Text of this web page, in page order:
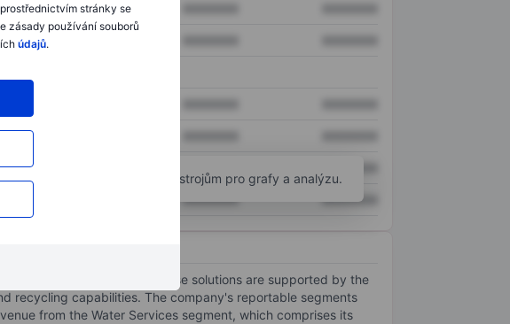
stránky se
zásady používání souborů
údajů.
XXXXXXX
XXXXXXX
XXXXXXX XXXXXXX
přístup k pokročilým nástrojům pro grafy a analýzu.
in the United States. These solutions are supported by the
recycling capabilities. The company's reportable segments
from the Water Services segment, which comprises its